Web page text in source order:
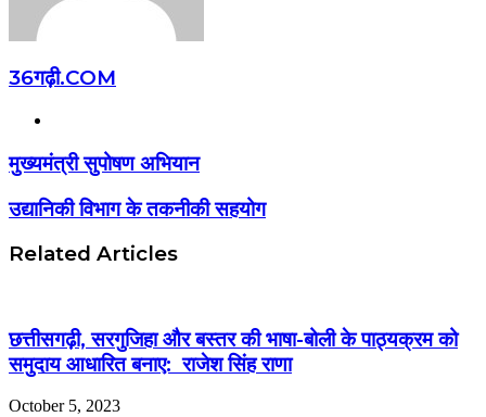
36गढ़ी.COM
मुख्यमंत्री सुपोषण अभियान
उद्यानिकी विभाग के तकनीकी सहयोग
Related Articles
छत्तीसगढ़ी, सरगुजिहा और बस्तर की भाषा-बोली के पाठ्यक्रम को
समुदाय आधारित बनाए: राजेश सिंह राणा
October 5, 2023